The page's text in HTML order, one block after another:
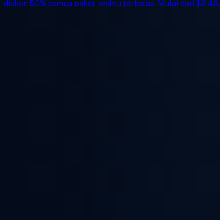
diskon 50% semua paket, waktu terbatas. Mulai dari